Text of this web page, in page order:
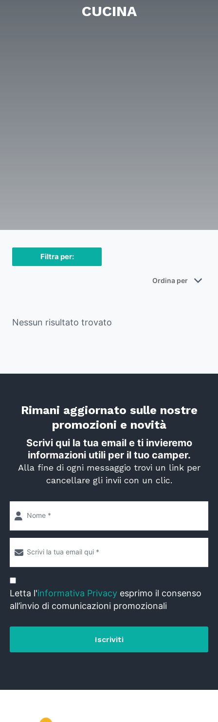
CUCINA
Filtra per:
Nessun risultato trovato
Rimani aggiornato sulle nostre
promozioni e novità
Scrivi qui la tua email e ti invieremo
informazioni utili per il tuo camper.
Alla fine di ogni messaggio trovi un link per
cancellare gli invii con un clic.
Letta l'informativa Privacy esprimo il consenso
all’invio di comunicazioni promozionali
Iscriviti